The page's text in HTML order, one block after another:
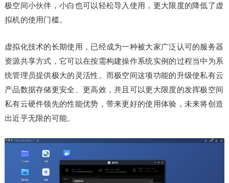
极空间小伙伴，小白也可以轻松导入使用，更大限度的降低了虚
拟机的使用门槛。
虚拟化技术的长期使用，已经成为一种被大家广泛认可的服务器
资源共享方式，它可以在按需构建操作系统实例的过程当中为系
统管理员提供极大的灵活性。而极空间这项功能的升级使私有云
产品数据存储更安全、更高效，并且可以更大限度的发挥极空间
私有云硬件领先的性能优势，带来更好的使用体验，未来将创造
出近乎无限的可能。